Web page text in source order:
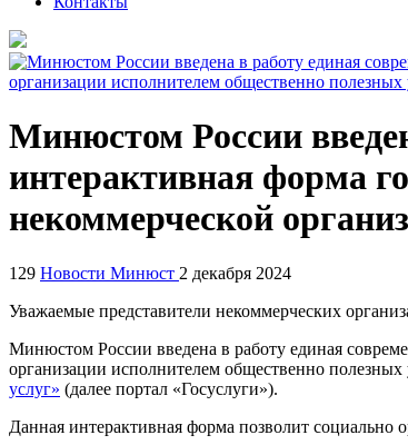
Минюстом России
интерактивная форма
некоммерческой
129 Новости Минюст 2 декабря 2024
Уважаемые представители некоммерческих
Минюстом России введена в работу единая
организации исполнителем общественно полезных
услуг» (далее портал «Госуслуги»).
Данная интерактивная форма позволит социально